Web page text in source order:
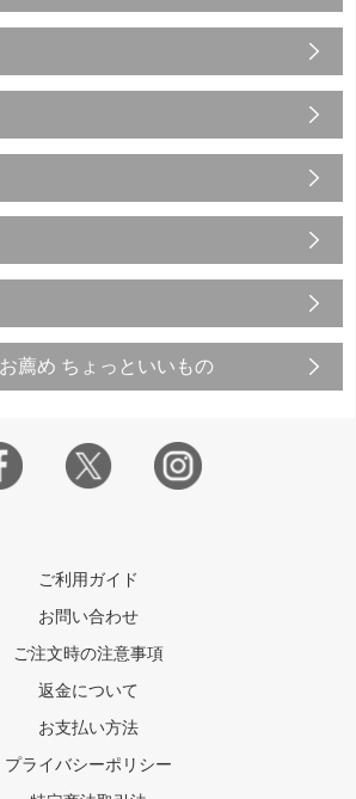
薦め ちょっといいもの
ご利用ガイド
お問い合わせ
ご注文時の注意事項
返金について
お支払い方法
プライバシーポリシー